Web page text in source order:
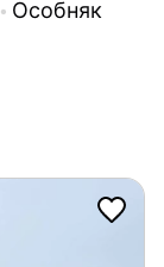
Особняк